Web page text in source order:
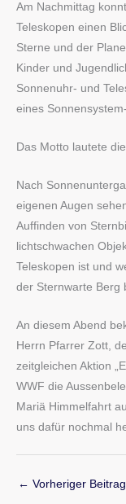
Am Nachmittag
Teleskopen einen
Sterne und der
Kinder und
Sonnenuhr- und
eines
Das Motto lautete
Nach
eigenen Augen
Auffinden von
lichtschwachen
Teleskopen ist und
der Sternwarte Berg
An diesem Abend
Herrn Pfarrer Zott,
zeitgleichen Aktion
WWF die
Mariä Himmelfahrt
uns dafür nochmal
← Vorheriger Beitrag